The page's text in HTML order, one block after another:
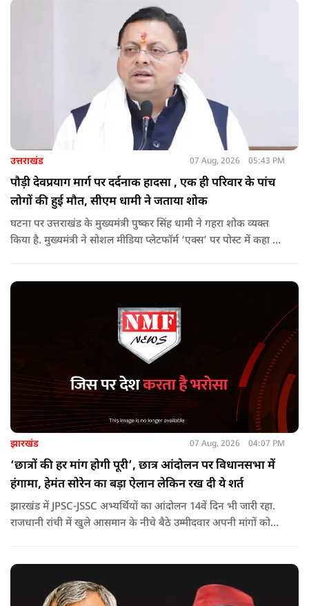
उत्तराखंड 07 Aug, 2026 05:43 PM
पौड़ी देवप्रयाग मार्ग पर दर्दनाक हादसा , एक ही परिवार के पांच
लोगों की हुई मौत, सीएम धामी ने जताया शोक
घटना पर उत्तराखंड के मुख्यमंत्री पुष्कर सिंह धामी ने गहरा शोक व्यक्त
किया है. मुख्यमंत्री ने सोशल मीडिया प्लेटफॉर्म ‘एक्स’ पर पोस्ट में कहा कि
उपचार तथा गंभीर रूप से घायलों को आवश्यकता पड़ने पर एयरलिफ्ट कर
उच्च चिकित्सा केंद्रों में रेफर करने के निर्देश दिए हैं.
झारखंड 07 Aug, 2026 04:07 PM
‘छात्रों की हर मांग होगी पूरी’, छात्र आंदोलन पर विधानसभा में
हंगामा, हेमंत सोरेन का बड़ा ऐलान लेकिन रख दी ये शर्त
झारखंड में JPSC-JSSC अभ्यर्थियों का आंदोलन 14वें दिन भी जारी रहा.
राजधानी रांची में खुले आसमान के नीचे बैठे उम्मीदवार अपनी मांगों को